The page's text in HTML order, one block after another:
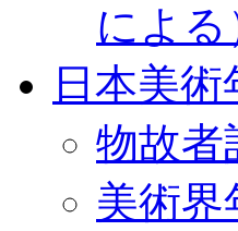
による
日本美術
物故者
美術界